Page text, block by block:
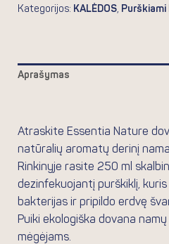
Kategorijos: KALĖDOS, Purškiami
Aprašymas
Atraskite Essentia Nature
natūralių aromatų derinį
Rinkinyje rasite 250 ml
dezinfekuojantį purškiklį,
bakterijas ir pripildo erdvę
Puiki ekologiška dovana
mėgėjams.